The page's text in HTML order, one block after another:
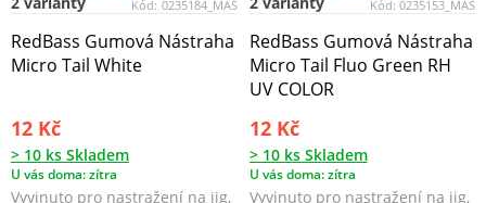
Kód: 0235184_MAS
RedBass Gumová Nástraha
Micro Tail White
12 Kč
> 10 ks Skladem
U vás doma: zítra
Vyvinuto pro nastražení na jig,
Kód: 0235153_MAS
RedBass Gumová Nástraha
Micro Tail Fluo Green RH
UV COLOR
12 Kč
> 10 ks Skladem
U vás doma: zítra
Vyvinuto pro nastražení na jig,